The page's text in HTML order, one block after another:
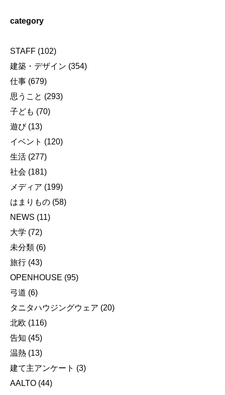
category
STAFF (102)
建築・デザイン (354)
仕事 (679)
思うこと (293)
子ども (70)
遊び(13)
イベント (120)
生活 (277)
社会 (181)
メディア (199)
はまりもの (58)
NEWS (11)
大学 (72)
未分類 (6)
旅行 (43)
OPENHOUSE (95)
弓道 (6)
タニタハウジングウェア (20)
北欧 (116)
告知 (45)
温熱 (13)
建て主アンケート (3)
AALTO (44)